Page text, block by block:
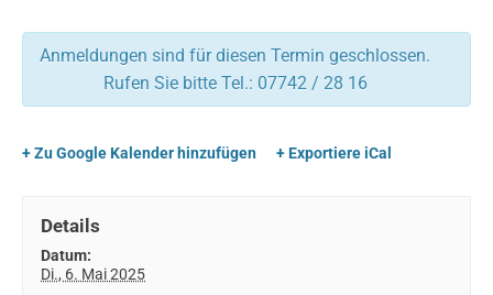
Anmeldungen sind für diesen Termin geschlossen.
Rufen Sie bitte Tel.: 07742 / 28 16
+ Zu Google Kalender hinzufügen + Exportiere iCal
Details
Datum:
Di., 6. Mai 2025